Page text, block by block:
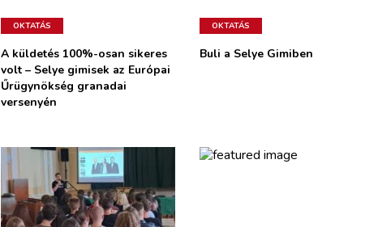
OKTATÁS
A küldetés 100%-osan sikeres
volt – Selye gimisek az Európai
Űrügynökség granadai
versenyén
OKTATÁS
Buli a Selye Gimiben